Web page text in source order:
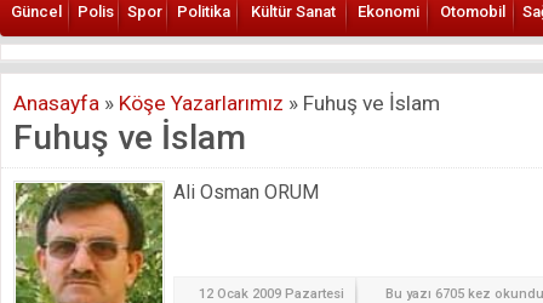
Güncel Polis Spor Politika Kültür Sanat Ekonomi Otomobil
Anasayfa » Köşe Yazarlarımız » Fuhuş ve İslam
Fuhuş ve İslam
Ali Osman ORUM
12 Ocak 2009 Pazartesi Bu yazı 6705 kez okundu